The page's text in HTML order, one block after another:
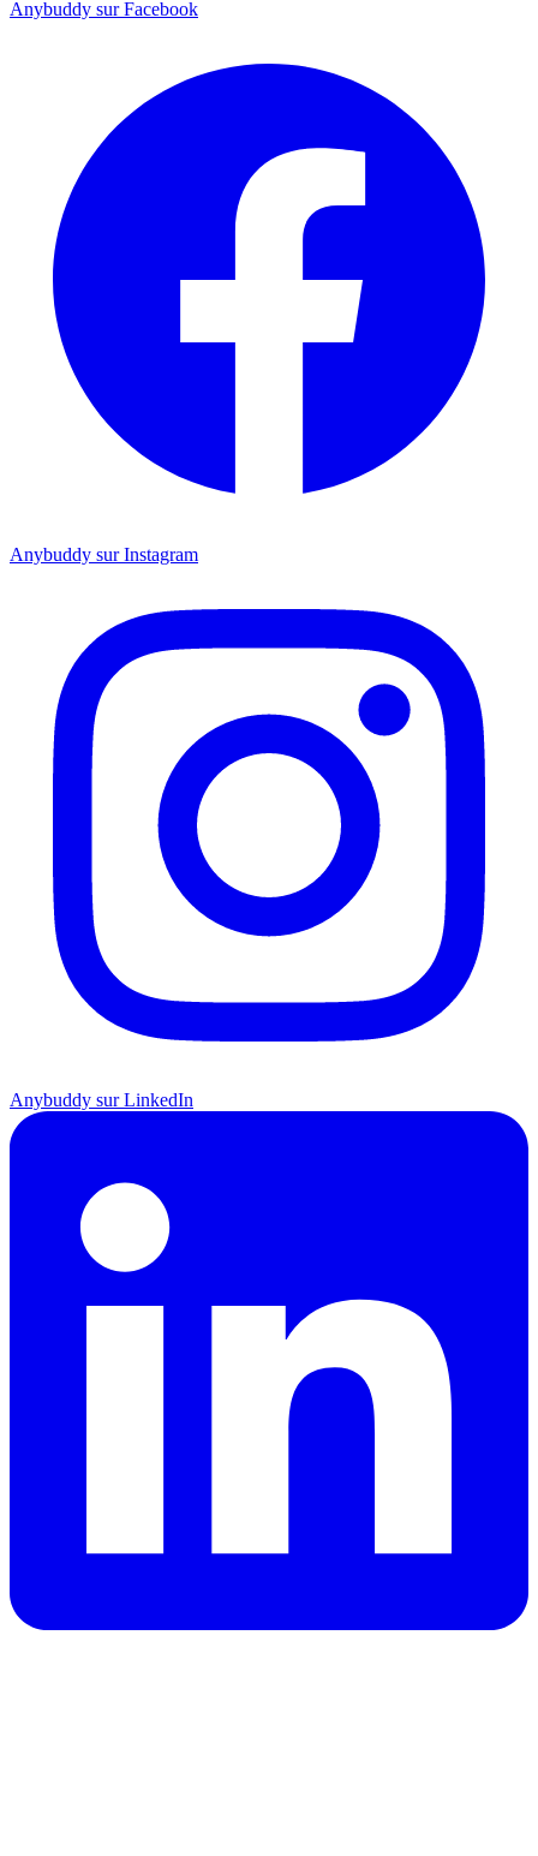
Anybuddy sur Facebook
Anybuddy sur Instagram
Anybuddy sur LinkedIn